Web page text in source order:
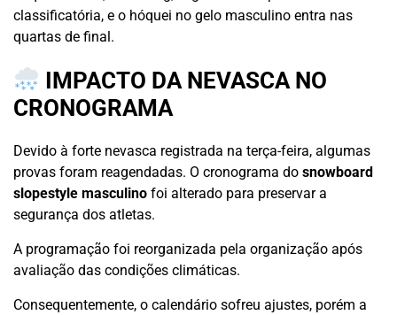
classificatória, e o hóquei no gelo masculino entra nas
quartas de final.
IMPACTO DA NEVASCA NO
CRONOGRAMA
Devido à forte nevasca registrada na terça-feira, algumas
provas foram reagendadas. O cronograma do snowboard
slopestyle masculino foi alterado para preservar a
segurança dos atletas.
A programação foi reorganizada pela organização após
avaliação das condições climáticas.
Consequentemente, o calendário sofreu ajustes, porém a